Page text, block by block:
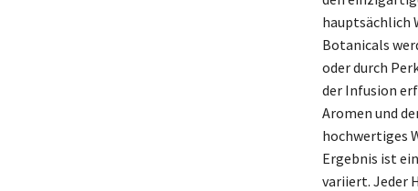
hauptsächlich
Botanicals
oder durch
der Infusion
Aromen und
hochwertiges
Ergebnis ist
variiert. Jeder